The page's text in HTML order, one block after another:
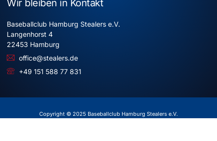
Wir bleiben in Kontakt
Baseballclub Hamburg Stealers e.V.
Langenhorst 4
22453 Hamburg
office@stealers.de
+49 151 588 77 831
Copyright © 2025 Baseballclub Hamburg Stealers e.V.